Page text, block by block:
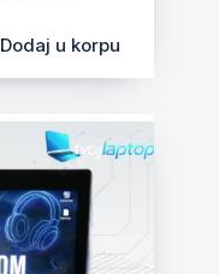
Dodaj u korpu